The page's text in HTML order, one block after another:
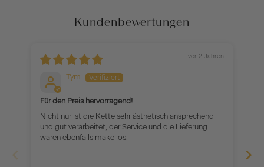
Kundenbewertungen
vor 2 Jahren
Tym
Für den Preis hervorragend!
Nicht nur ist die Kette sehr ästhetisch ansprechend
und gut verarbeitet, der Service und die Lieferung
waren ebenfalls makellos.